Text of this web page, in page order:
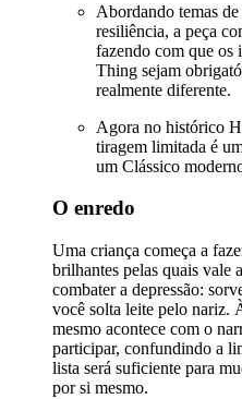
Abordando temas
resiliência, a peça
fazendo com que os
Thing sejam
realmente diferente.
Agora no histórico
tiragem limitada é
um Clássico
O enredo
Uma criança começa a
brilhantes pelas quais vale
combater a depressão:
você solta leite pelo nariz.
mesmo acontece com o
participar, confundindo a
lista será suficiente para
por si mesmo.